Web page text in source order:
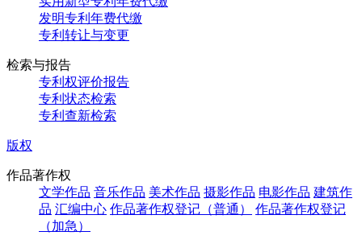
发明专利年费代缴
专利转让与变更
检索与报告
专利权评价报告
专利状态检索
专利查新检索
版权
作品著作权
文学作品 音乐作品 美术作品 摄影作品 电影作品 建筑作
品 汇编中心 作品著作权登记（普通）
作品著作权登记
（加急）